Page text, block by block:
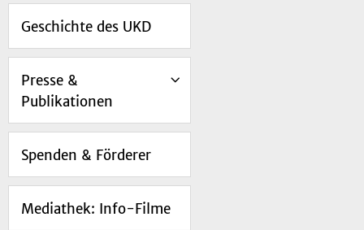
Geschichte des UKD
Presse &
Publikationen
Spenden & Förderer
Mediathek: Info-Filme